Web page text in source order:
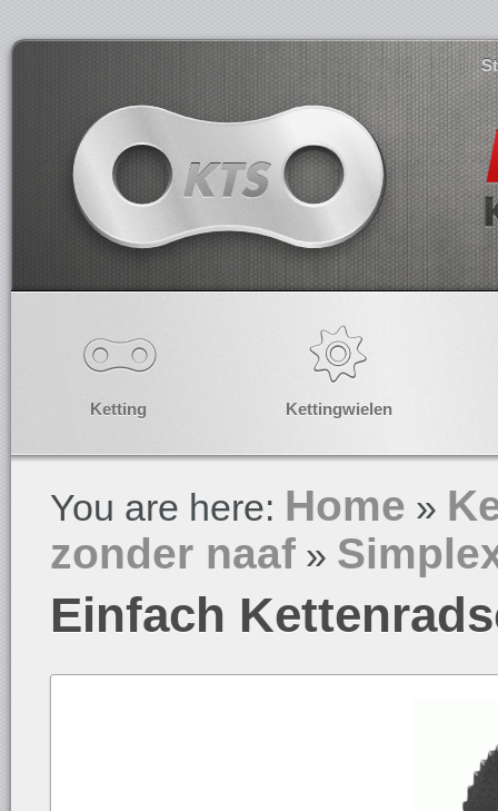
Ketting Kettingwielen
You are here: Home »
zonder naaf »
Einfach